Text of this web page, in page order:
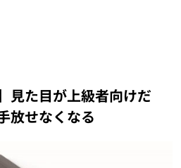
見た目が上級者向けだ
放せなくなる